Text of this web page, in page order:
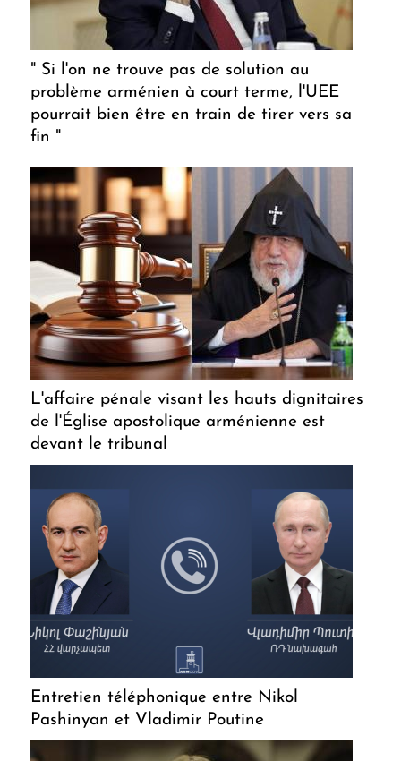
" Si l'on ne trouve pas de solution au
problème arménien à court terme, l'UEE
pourrait bien être en train de tirer vers sa
fin "
L'affaire pénale visant les hauts dignitaires
de l'Église apostolique arménienne est
devant le tribunal
Entretien téléphonique entre Nikol
Pashinyan et Vladimir Poutine